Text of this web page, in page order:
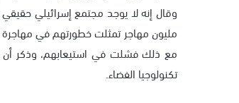
وقال إنه لا يوجد مجتمع إسرائيلي
مع ذلك فشلت في استيعابهم، وذكر أن
تكنولوجيا الفضاء.